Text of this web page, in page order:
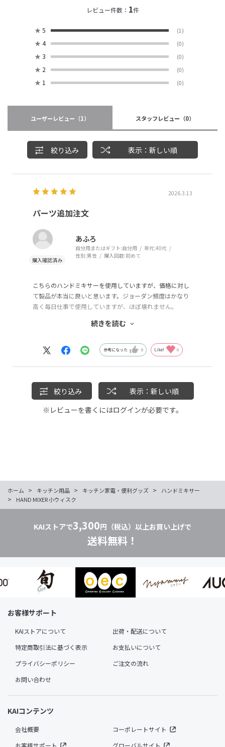
レビュー件数： 1件
★ 5 (1)
★ 4 (0)
★ 3 (0)
★ 2 (0)
★ 1 (0)
ユーザーレビュー （1） スタッフレビュー （0）
絞り込み 表示：新しい順
2026.3.13
パーツ追加注文
あふろ
自分用またはギフト:自分用 年代:40代
性別:男性 購入回数:初めて
こちらのハンドミキサーを使用していますが、価格に対し
て製品が本当に良いと思います。ジョーダン頻度はかなり
高く毎日仕事で使用していますが、ほぼ壊れません。
す。改善点を出すとしたら有線部分（電源ケーブル）です
すのが面倒だったり、断線の原因になるくらいでしょう
・使用頻度からの回転力の低下など耐久性
・使いやすさ
・混ざり感
などトータル的に考えても、かなり良い商品であると思い
ます。
続きを読む
参考になった 0 Like! 0
絞り込み
表示：新しい順
※レビューを書くにはログインが必要です。
ホーム > キッチン用品 > キッチン家電・便利グッズ > ハンドミキサー
> HAND MIXER 小ウィスク
KAIストアで3,300円（税込）以上お買い上げで
送料無料！
お客様サポート
KAIストアについて
出荷・配送について
特定商取引法に基づく表示
お支払いについて
プライバシーポリシー
ご注文の流れ
お問い合わせ
KAIコンテンツ
会社概要
コーポレートサイト